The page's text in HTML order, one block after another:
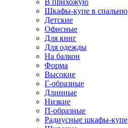
В прихожую
Шкафы-купе в спальню
Детские
Офисные
Для книг
Для одежды
На балкон
Форма
Высокие
Г-образные
Длинные
Низкие
П-образные
Радиусные шкафы-купе